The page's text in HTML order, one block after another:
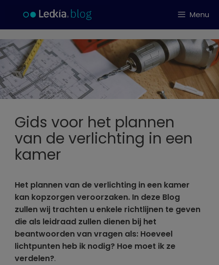
de
inhoud
Menu
Gids voor het plannen
van de verlichting in een
kamer
Het plannen van de verlichting in een kamer
kan kopzorgen veroorzaken. In deze Blog
zullen wij trachten u enkele richtlijnen te geven
die als leidraad zullen dienen bij het
beantwoorden van vragen als: Hoeveel
lichtpunten heb ik nodig? Hoe moet ik ze
verdelen?.